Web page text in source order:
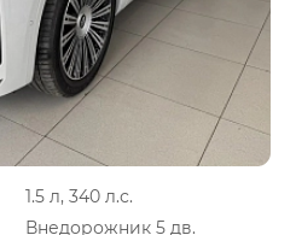
1.5 л, 340 л.с.
Внедорожник 5 дв.